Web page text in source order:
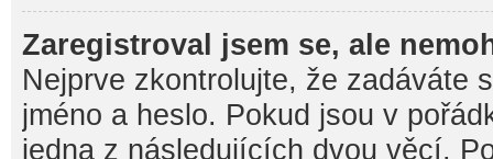
Zaregistroval jsem se, ale
Nejprve zkontrolujte, že zadáváte
jméno a heslo. Pokud jsou v
jedna z následujících dvou věcí.